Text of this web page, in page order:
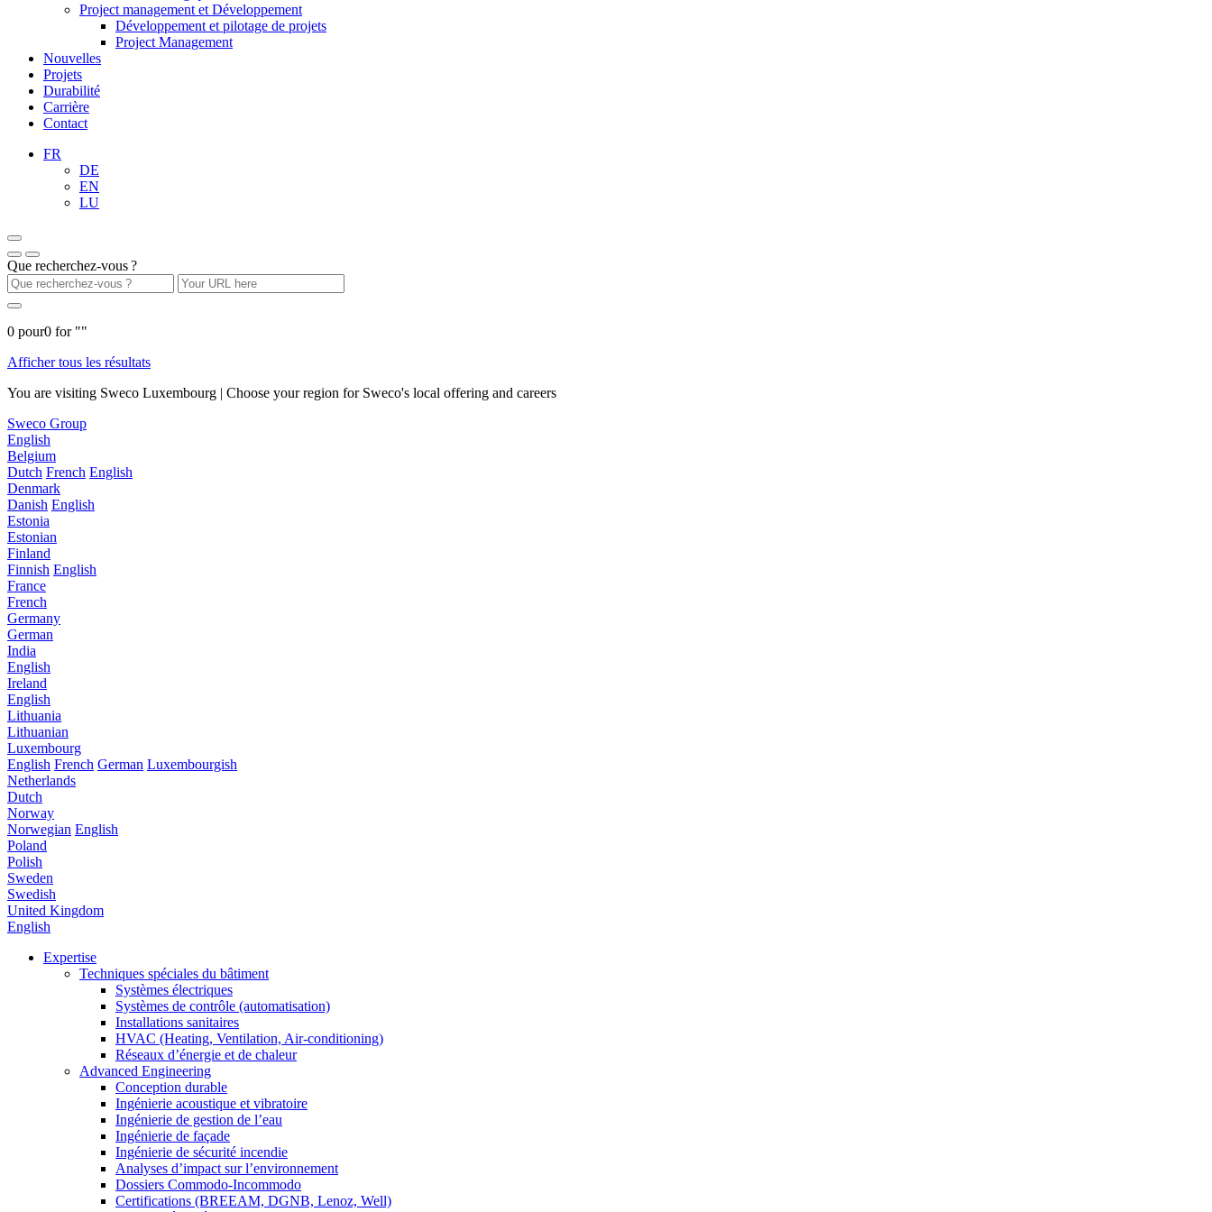
Project management et Développement
Développement et pilotage de projets
Project Management
Nouvelles
Projets
Durabilité
Carrière
Contact
FR
DE
EN
LU
Que recherchez-vous ?
0 pour0 for ""
Afficher tous les résultats
You are visiting Sweco Luxembourg | Choose your region for Sweco's local offering and careers
Sweco Group
English
Belgium
Dutch French English
Denmark
Danish English
Estonia
Estonian
Finland
Finnish English
France
French
Germany
German
India
English
Ireland
English
Lithuania
Lithuanian
Luxembourg
English French German Luxembourgish
Netherlands
Dutch
Norway
Norwegian English
Poland
Polish
Sweden
Swedish
United Kingdom
English
Expertise
Techniques spéciales du bâtiment
Systèmes électriques
Systèmes de contrôle (automatisation)
Installations sanitaires
HVAC (Heating, Ventilation, Air-conditioning)
Réseaux d’énergie et de chaleur
Advanced Engineering
Conception durable
Ingénierie acoustique et vibratoire
Ingénierie de gestion de l’eau
Ingénierie de façade
Ingénierie de sécurité incendie
Analyses d’impact sur l’environnement
Dossiers Commodo-Incommodo
Certifications (BREEAM, DGNB, Lenoz, Well)